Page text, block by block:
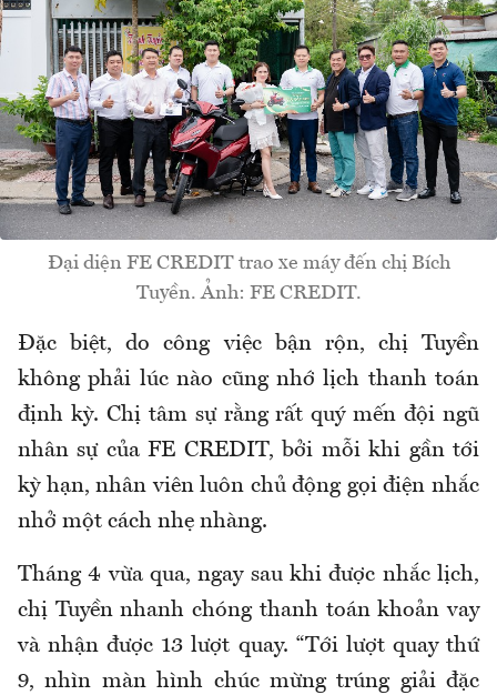
Đại diện FE CREDIT trao xe máy đến chị Bích
Tuyền. Ảnh: FE CREDIT.
Đặc biệt, do công việc bận rộn, chị Tuyền
không phải lúc nào cũng nhớ lịch thanh toán
định kỳ. Chị tâm sự rằng rất quý mến đội ngũ
nhân sự của FE CREDIT, bởi mỗi khi gần tới
kỳ hạn, nhân viên luôn chủ động gọi điện nhắc
nhở một cách nhẹ nhàng.
Tháng 4 vừa qua, ngay sau khi được nhắc lịch,
chị Tuyền nhanh chóng thanh toán khoản vay
và nhận được 13 lượt quay. “Tới lượt quay thứ
9, nhìn màn hình chúc mừng trúng giải đặc